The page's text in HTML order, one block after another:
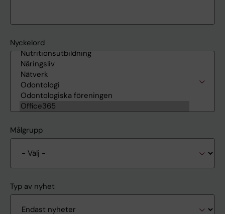
Nyckelord
Målgrupp
Typ av nyhet